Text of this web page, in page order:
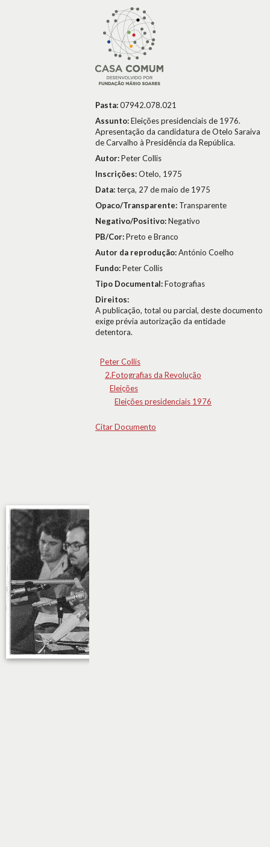
Pasta:07942.078.021
Assunto:Eleições presidenciais de 1976.
Apresentação da candidatura de Otelo Saraiva
de Carvalho à Presidência da República.
Autor:Peter Collis
Inscrições:Otelo, 1975
Data:terça, 27 de maio de 1975
Opaco/Transparente: Transparente
Negativo/Positivo:Negativo
PB/Cor:Preto e Branco
Autor da reprodução:António Coelho
Fundo:Peter Collis
Tipo Documental:Fotografias
Direitos:
A publicação, total ou parcial, deste documento
exige prévia autorização da entidade
detentora.
Peter Collis
2.Fotografias da Revolução
Eleições
Eleições presidenciais 1976
Citar Documento